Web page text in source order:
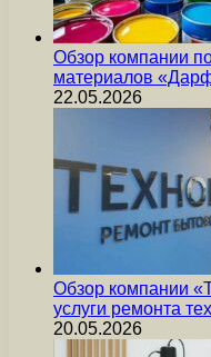
Обзор компании
материалов
22.05.2026
Обзор компании
услуги ремонта
20.05.2026